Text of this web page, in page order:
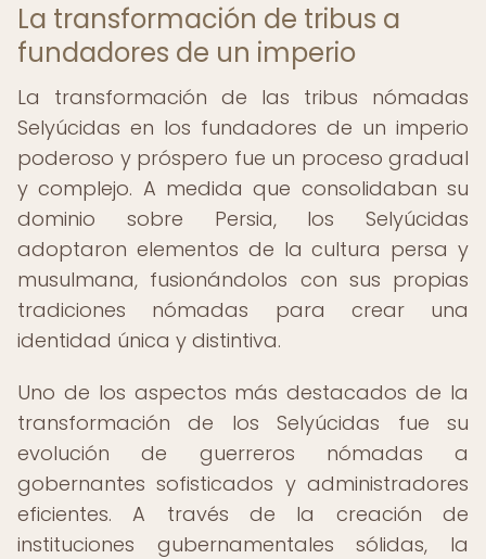
La transformación de tribus a
fundadores de un imperio
La transformación de las tribus nómadas
Selyúcidas en los fundadores de un imperio
poderoso y próspero fue un proceso gradual
y complejo. A medida que consolidaban su
dominio sobre Persia, los Selyúcidas
adoptaron elementos de la cultura persa y
musulmana, fusionándolos con sus propias
tradiciones nómadas para crear una
identidad única y distintiva.
Uno de los aspectos más destacados de la
transformación de los Selyúcidas fue su
evolución de guerreros nómadas a
gobernantes sofisticados y administradores
eficientes. A través de la creación de
instituciones gubernamentales sólidas, la